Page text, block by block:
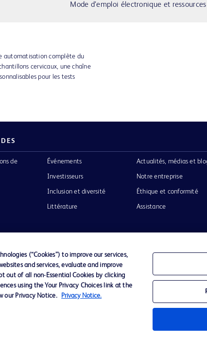
Mode d’emploi électronique et ressources
automatisation complète du
cervicaux, une chaîne
pour les tests
de
Événements
Investisseurs
Inclusion et diversité
Littérature
Actualités, médias et
Notre entreprise
Éthique et conformité
Assistance
Confidentialité Conditions d’utilisation
(“Cookies”) to improve our services,
and services, evaluate and improve
out of all non-Essential Cookies by clicking
using the Your Privacy Choices link at the
our Privacy Notice.
Privacy Notice.